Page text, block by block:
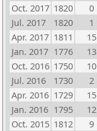
Oct. 2017 1820 0
Jul. 2017
1820 1
Apr. 2017 1811 15
Jan. 2017 1776 13
Oct. 2016 1750 10
Jul. 2016
1730 2
Apr. 2016 1729 15
Jan. 2016 1795 12
Oct. 2015 1812 9